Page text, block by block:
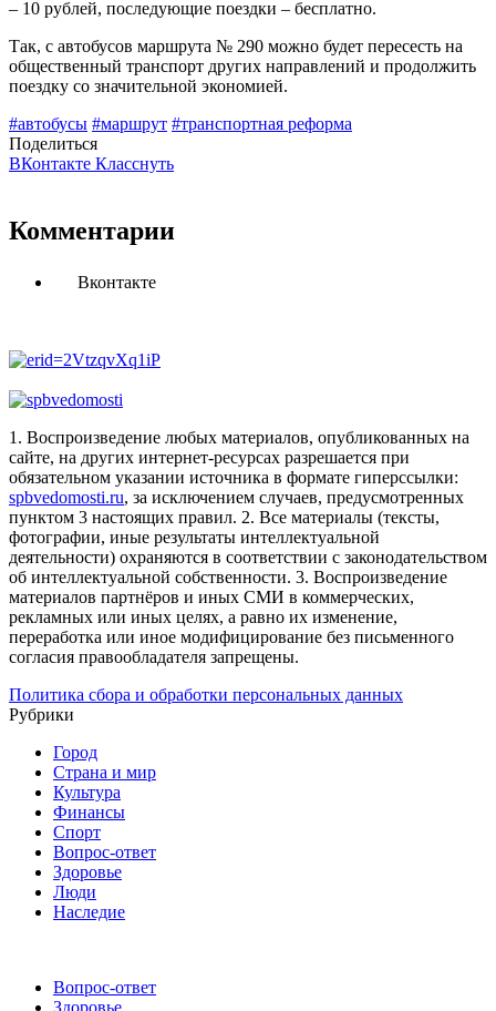
– 10 рублей, последующие поездки – бесплатно.
Так, с автобусов маршрута № 290 можно будет пересесть на
общественный транспорт других направлений и продолжить
поездку со значительной экономией.
#автобусы #маршрут #транспортная реформа
Поделиться
ВКонтакте Класснуть
Комментарии
Вконтакте
1. Воспроизведение любых материалов, опубликованных на
сайте, на других интернет-ресурсах разрешается при
обязательном указании источника в формате гиперссылки:
spbvedomosti.ru, за исключением случаев, предусмотренных
пунктом 3 настоящих правил. 2. Все материалы (тексты,
фотографии, иные результаты интеллектуальной
деятельности) охраняются в соответствии с законодательством
об интеллектуальной собственности. 3. Воспроизведение
материалов партнёров и иных СМИ в коммерческих,
рекламных или иных целях, а равно их изменение,
переработка или иное модифицирование без письменного
согласия правообладателя запрещены.
Политика сбора и обработки персональных данных
Рубрики
Город
Страна и мир
Культура
Финансы
Спорт
Вопрос-ответ
Здоровье
Люди
Наследие
Вопрос-ответ